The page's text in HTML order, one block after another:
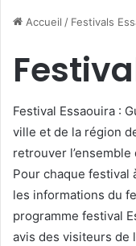
Accueil / Festivals
Festival Essaouira :
ville et de la région
retrouver
Pour chaque festival
les informations du
programme festival
avis des visiteurs de